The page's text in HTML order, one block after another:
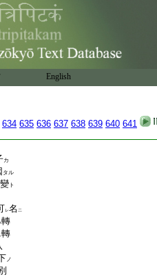
English
634 635 636 637 638 639 640 641
ハ
二
現 ノ
三
カ
タル
ト
レ名 二
轉
轉
ノ